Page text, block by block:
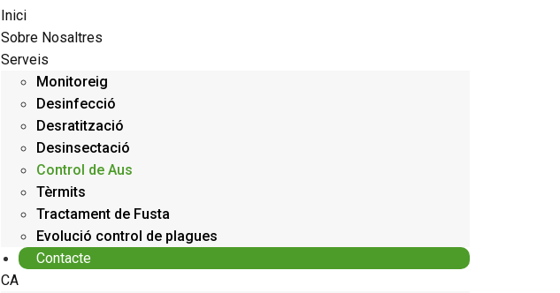
Inici
Sobre Nosaltres
Serveis
Monitoreig
Desinfecció
Desratització
Desinsectació
Control de Aus
Tèrmits
Tractament de Fusta
Evolució control de plagues
Contacte
CA